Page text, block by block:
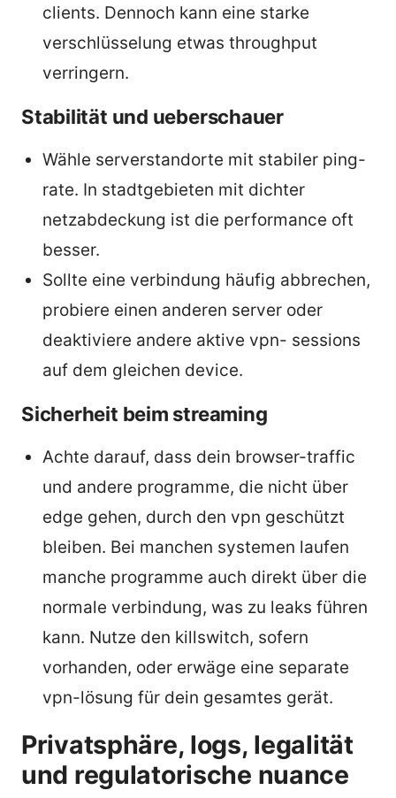
clients. Dennoch kann eine starke
verschlüsselung etwas throughput
verringern.
Stabilität und ueberschauer
Wähle serverstandorte mit stabiler ping-
rate. In stadtgebieten mit dichter
netzabdeckung ist die performance oft
besser.
Sollte eine verbindung häufig abbrechen,
probiere einen anderen server oder
deaktiviere andere aktive vpn- sessions
auf dem gleichen device.
Sicherheit beim streaming
Achte darauf, dass dein browser-traffic
und andere programme, die nicht über
edge gehen, durch den vpn geschützt
bleiben. Bei manchen systemen laufen
manche programme auch direkt über die
normale verbindung, was zu leaks führen
kann. Nutze den killswitch, sofern
vorhanden, oder erwäge eine separate
vpn-lösung für dein gesamtes gerät.
Privatsphäre, logs, legalität
und regulatorische nuance